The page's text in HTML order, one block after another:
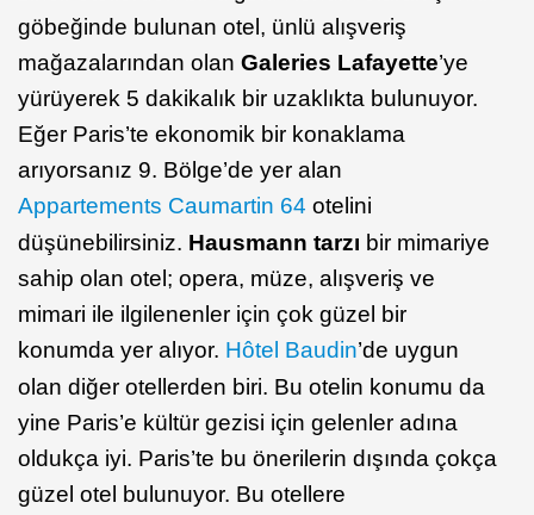
göbeğinde bulunan otel, ünlü alışveriş
mağazalarından olan Galeries Lafayette’ye
yürüyerek 5 dakikalık bir uzaklıkta bulunuyor.
Eğer Paris’te ekonomik bir konaklama
arıyorsanız 9. Bölge’de yer alan
Appartements Caumartin 64 otelini
düşünebilirsiniz. Hausmann tarzı bir mimariye
sahip olan otel; opera, müze, alışveriş ve
mimari ile ilgilenenler için çok güzel bir
konumda yer alıyor. Hôtel Baudin’de uygun
olan diğer otellerden biri. Bu otelin konumu da
yine Paris’e kültür gezisi için gelenler adına
oldukça iyi. Paris’te bu önerilerin dışında çokça
güzel otel bulunuyor. Bu otellere